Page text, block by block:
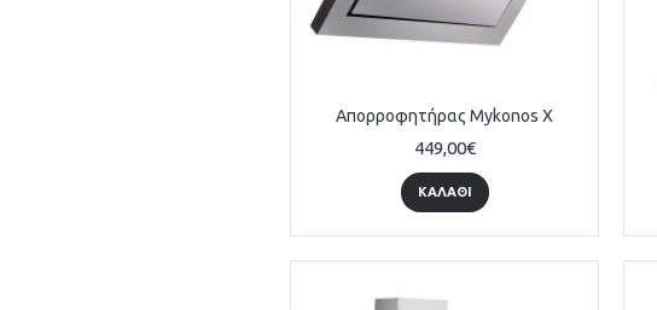
Απορροφητήρας Mykonos X
449,00€
ΚΑΛΆΘΙ